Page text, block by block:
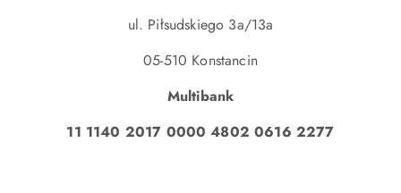
ul. Piłsudskiego 3a/13a
05-510 Konstancin
Multibank
11 1140 2017 0000 4802 0616 2277